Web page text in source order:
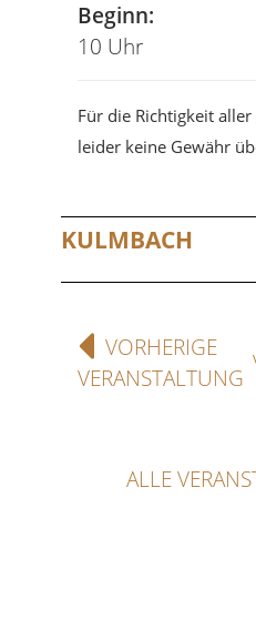
Beginn:
10 Uhr
Für die Richtigkeit
leider keine Gewähr
KULMBACH
VORHERIGE
VERANSTALTUNG
ALLE